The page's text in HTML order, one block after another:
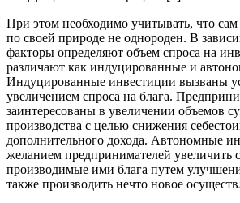
При этом необходимо учитывать, что
по своей природе не однороден. В
факторы определяют объем спроса на
различают как индуцированные и
Индуцированные инвестиции вызваны
увеличением спроса на блага.
заинтересованы в увеличении объемов
производства с целью снижения
дополнительного дохода. Автономные
желанием предпринимателей увеличить
производимые ими блага путем
также производить нечто новое